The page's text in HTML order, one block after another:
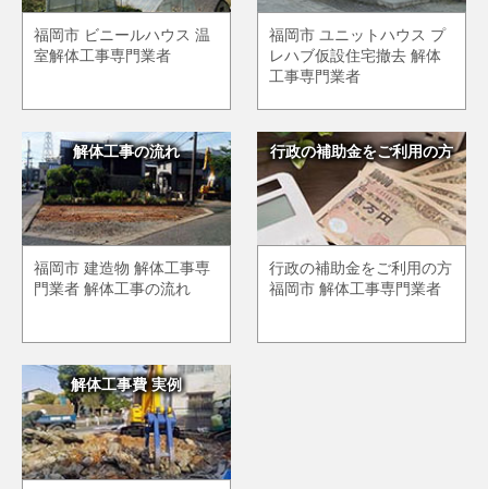
福岡市 ビニールハウス 温
室解体工事専門業者
福岡市 ユニットハウス プ
レハブ仮設住宅撤去 解体
工事専門業者
解体工事の流れ
福岡市 建造物 解体工事専
門業者 解体工事の流れ
行政の補助金をご利用の方
行政の補助金をご利用の方
福岡市 解体工事専門業者
解体工事費 実例